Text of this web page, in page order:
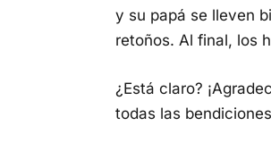
y su papá se lleven
retoños. Al final, los
¿Está claro?
todas las